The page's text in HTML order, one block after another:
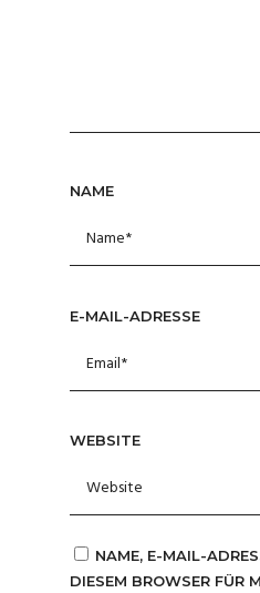
NAME
E-MAIL-ADRESSE
WEBSITE
NAME, E-MAIL-
DIESEM BROWSER FÜR